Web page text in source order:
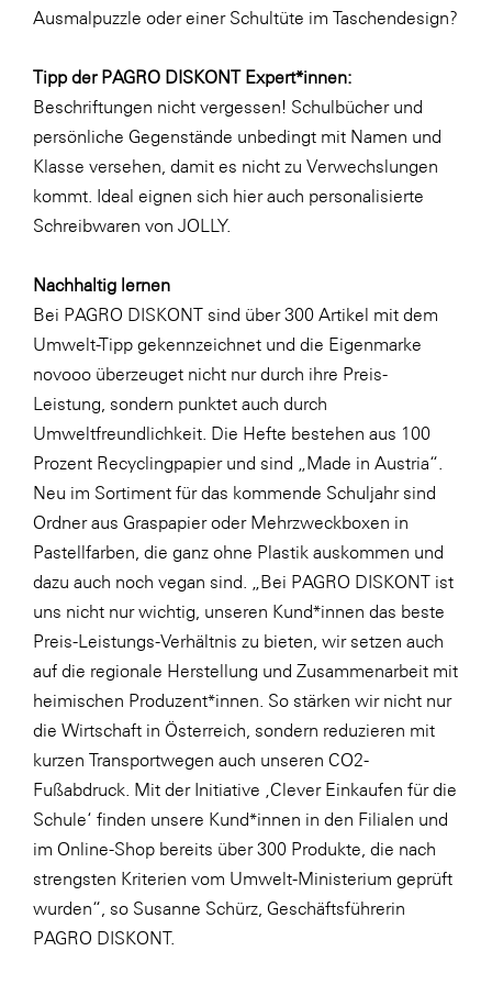
WK UBIT
Zühlke
Media
Ausmalpuzzle oder einer Schultüte im Taschendesign?
Tipp der PAGRO DISKONT Expert*innen:
Beschriftungen nicht vergessen! Schulbücher und
persönliche Gegenstände unbedingt mit Namen und
Klasse versehen, damit es nicht zu Verwechslungen
kommt. Ideal eignen sich hier auch personalisierte
Schreibwaren von JOLLY.
Nachhaltig lernen
Bei PAGRO DISKONT sind über 300 Artikel mit dem
Umwelt-Tipp gekennzeichnet und die Eigenmarke
novooo überzeuget nicht nur durch ihre Preis-
Leistung, sondern punktet auch durch
Umweltfreundlichkeit. Die Hefte bestehen aus 100
Prozent Recyclingpapier und sind „Made in Austria“.
Neu im Sortiment für das kommende Schuljahr sind
Ordner aus Graspapier oder Mehrzweckboxen in
Pastellfarben, die ganz ohne Plastik auskommen und
dazu auch noch vegan sind. „Bei PAGRO DISKONT ist
uns nicht nur wichtig, unseren Kund*innen das beste
Preis-Leistungs-Verhältnis zu bieten, wir setzen auch
auf die regionale Herstellung und Zusammenarbeit mit
heimischen Produzent*innen. So stärken wir nicht nur
die Wirtschaft in Österreich, sondern reduzieren mit
kurzen Transportwegen auch unseren CO2-
Fußabdruck. Mit der Initiative ‚Clever Einkaufen für die
Schule‘ finden unsere Kund*innen in den Filialen und
im Online-Shop bereits über 300 Produkte, die nach
strengsten Kriterien vom Umwelt-Ministerium geprüft
wurden“, so Susanne Schürz, Geschäftsführerin
PAGRO DISKONT.